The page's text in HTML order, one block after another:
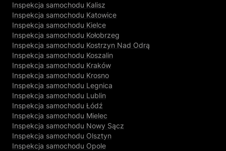
Inspekcja samochodu Kalisz
Inspekcja samochodu Katowice
Inspekcja samochodu Kielce
Inspekcja samochodu Kołobrzeg
Inspekcja samochodu Kostrzyn Nad Odrą
Inspekcja samochodu Koszalin
Inspekcja samochodu Kraków
Inspekcja samochodu Krosno
Inspekcja samochodu Legnica
Inspekcja samochodu Lublin
Inspekcja samochodu Łódź
Inspekcja samochodu Mielec
Inspekcja samochodu Nowy Sącz
Inspekcja samochodu Olsztyn
Inspekcja samochodu Opole